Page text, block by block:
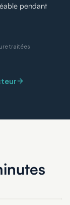
pendant
traitées